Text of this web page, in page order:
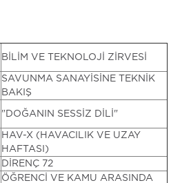
BİLİM VE TEKNOLOJİ ZİRVESİ
SAVUNMA SANAYİSİNE TEKNİK
BAKIŞ
"DOĞANIN SESSİZ DİLİ"
HAV-X (HAVACILIK VE UZAY
HAFTASI)
DİRENÇ 72
ÖĞRENCİ VE KAMU ARASINDA